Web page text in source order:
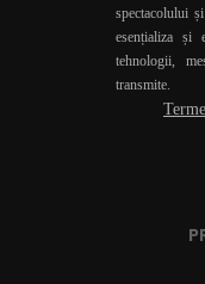
spectacolului
esențializa și
tehnologii,
transmite.